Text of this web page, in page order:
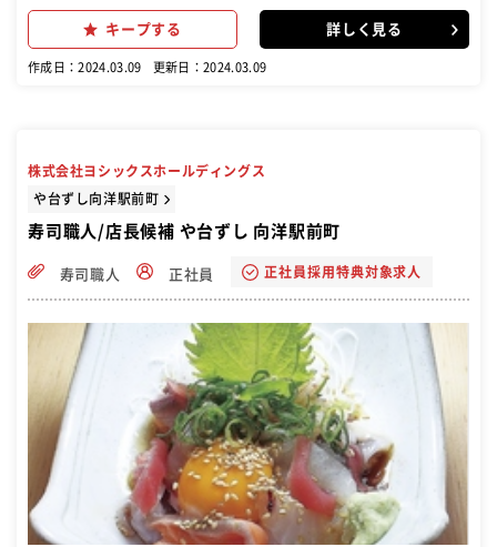
キープする 詳しく見る
作成日：2024.03.09 更新日：2024.03.09
株式会社ヨシックスホールディングス
や台ずし向洋駅前町
寿司職人/店長候補 や台ずし 向洋駅前町
寿司職人 正社員 正社員採用特典対象求人